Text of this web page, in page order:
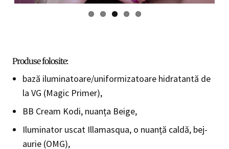
Produse folosite:
bază iluminatoare/uniformizatoare hidratantă de
la VG (Magic Primer),
BB Cream Kodi, nuanța Beige,
Iluminator uscat Illamasqua, o nuanță caldă, bej-
aurie (OMG),